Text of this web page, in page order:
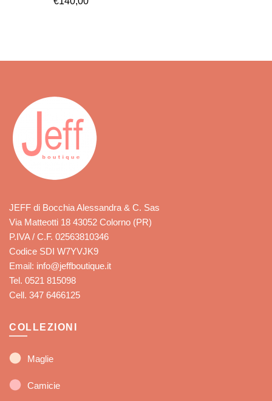
JEFF di Bocchia Alessandra & C. Sas
Via Matteotti 18 43052 Colorno (PR)
P.IVA / C.F. 02563810346
Codice SDI W7YVJK9
Email: info@jeffboutique.it
Tel. 0521 815098
Cell. 347 6466125
COLLEZIONI
Maglie
Camicie